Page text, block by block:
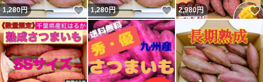
1,280円 いいね！
1,280円 いいね！
2,980円